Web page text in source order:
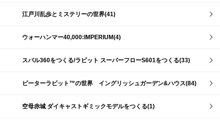
江戸川乱歩とミステリーの世界(41)
ウォーハンマー40,000:IMPERIUM(4)
スバル360をつくる/ラビット スーパーフローS601をつくる(33)
ピーターラビット™の世界 イングリッシュガーデン&ハウス(84)
空母赤城 ダイキャストギミックモデルをつくる(1)